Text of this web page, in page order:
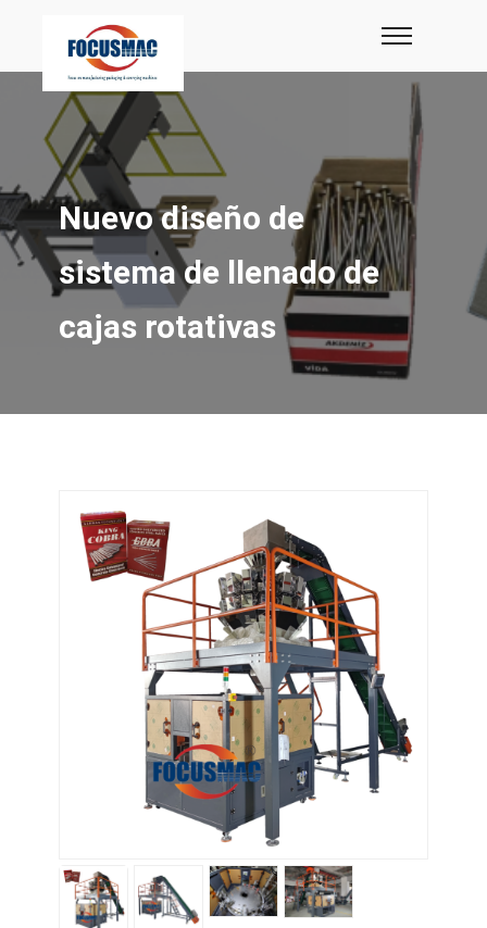
Nuevo diseño de
sistema de llenado de
cajas rotativas